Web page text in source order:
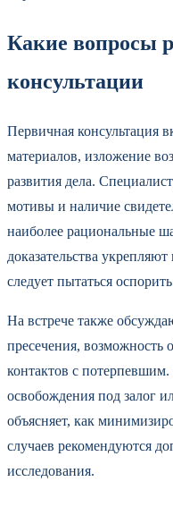
Какие вопросы
консультации
Первичная консультация
материалов, изложение
развития дела.
мотивы и наличие
наиболее рациональные
доказательства
следует пытаться
На встрече также
пресечения, возможность
контактов с
освобождения под залог
объясняет, как
случаев рекомендуются
исследования.